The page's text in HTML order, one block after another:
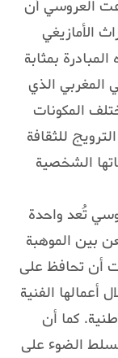
العروسي أن
الأمازيغي
بمثابة
المغربي الذي
المكونات
للثقافة
الشخصية
تُعد واحدة
بين الموهبة
أن تحافظ على
أعمالها الفنية
كما أن
تسلط الضوء على